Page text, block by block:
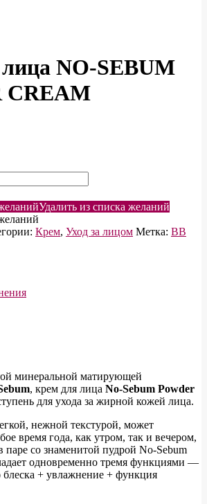
NO-SEBUM
CREAM
Удалить из списка желаний
Крем, Уход за лицом Метка: BB
минеральной матирующей
, крем для лица No-Sebum Powder
для ухода за жирной кожей лица.
нежной текстурой, может
время года, как утром, так и вечером,
паре со знаменитой пудрой No-Sebum
одновременно тремя функциями —
+ увлажнение + функция